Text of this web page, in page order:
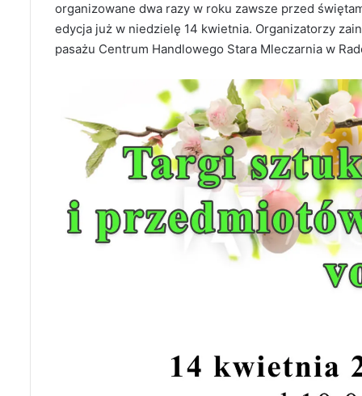
organizowane dwa razy w roku zawsze przed
edycja już w niedzielę 14 kwietnia. Organizatorzy
pasażu Centrum Handlowego Stara Mleczarnia w